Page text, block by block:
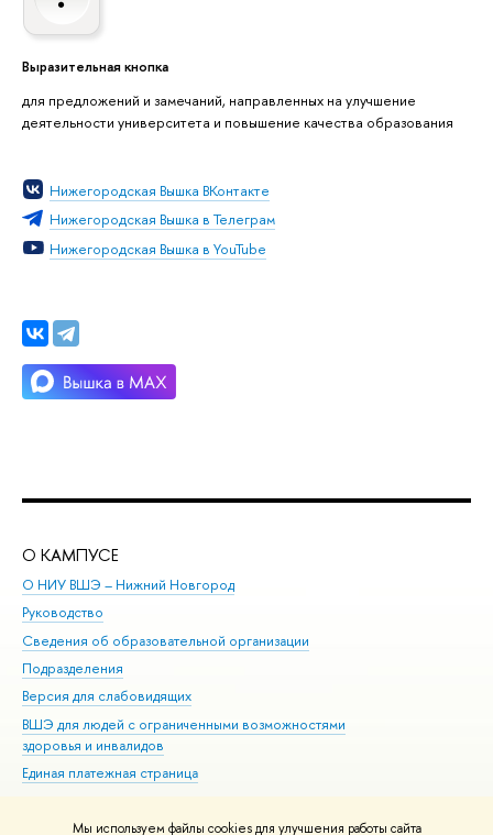
Мы используем файлы cookies для улучшения работы сайта
Выразительная кнопка
для предложений и замечаний, направленных на улучшение
деятельности университета и повышение качества образования
Нижегородская Вышка ВКонтакте
Нижегородская Вышка в Телеграм
Нижегородская Вышка в YouTube
О КАМПУСЕ
О НИУ ВШЭ – Нижний Новгород
Руководство
Сведения об образовательной организации
Подразделения
Версия для слабовидящих
ВШЭ для людей с ограниченными возможностями
здоровья и инвалидов
Единая платежная страница